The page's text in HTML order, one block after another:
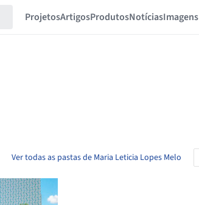
ProjetosArtigosProdutosNotíciasImagens
Ver todas as pastas de Maria Leticia Lopes Melo